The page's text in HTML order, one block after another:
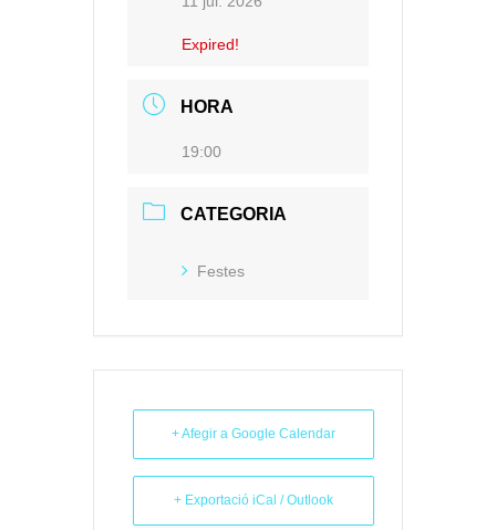
Expired!
HORA
19:00
CATEGORIA
Festes
+ Afegir a Google Calendar
+ Exportació iCal / Outlook